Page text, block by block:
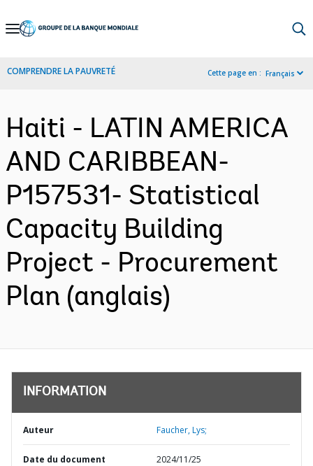
Skip
Navigation
COMPRENDRE LA PAUVRETÉ Cette page en : Français
Haiti - LATIN AMERICA
AND CARIBBEAN-
P157531- Statistical
Capacity Building
Project - Procurement
Plan (anglais)
INFORMATION
Auteur Faucher, Lys;
Date du document 2024/11/25